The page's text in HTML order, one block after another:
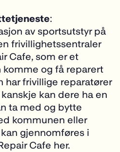
:
av sportsutstyr på
frivillighetssentraler
Cafe, som er et
og få reparert
har frivillige reparatører
kan dere ha en
ta med og bytte
kommunen eller
gjennomføres i
Cafe her.